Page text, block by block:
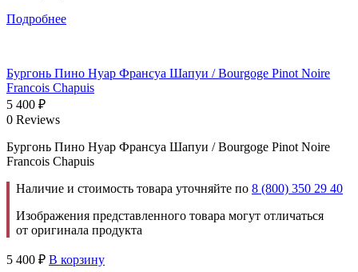
Подробнее
Бургонь Пино Нуар Франсуа Шапуи / Bourgoge Pinot Noire
Francois Chapuis
5 400 ₽
0 Reviews
Бургонь Пино Нуар Франсуа Шапуи / Bourgoge Pinot Noire
Francois Chapuis
Наличие и стоимость товара уточняйте по 8 (800) 350 29 40
Изображения представленного товара могут отличаться
от оригинала продукта
5 400 ₽ В корзину